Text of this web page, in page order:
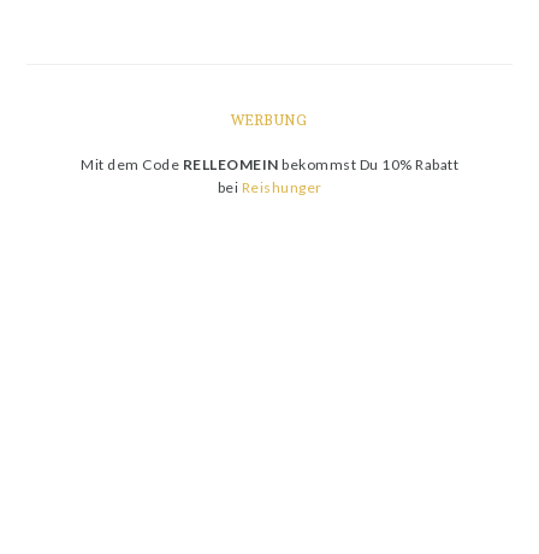
WERBUNG
Mit dem Code RELLEOMEIN bekommst Du 10% Rabatt
bei Reishunger